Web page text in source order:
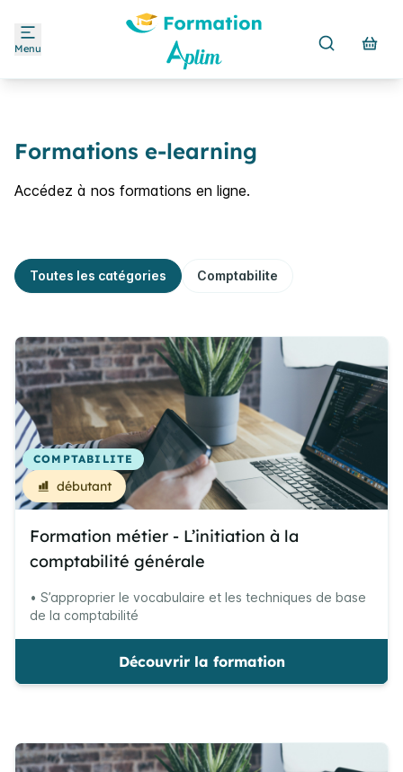
Menu
Formations e-learning
Accédez à nos formations en ligne.
Toutes les catégories Comptabilite
COMPTABILITE
débutant
Formation métier - L’initiation à la
comptabilité générale
• S’approprier le vocabulaire et les techniques de base
de la comptabilité
Découvrir la formation